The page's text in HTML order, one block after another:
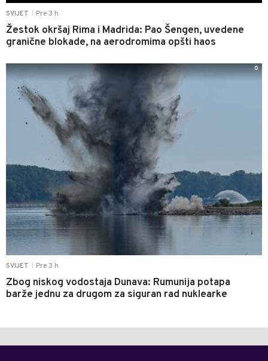
SVIJET Pre 3 h
Žestok okršaj Rima i Madrida: Pao Šengen, uvedene
granične blokade, na aerodromima opšti haos
SVIJET Pre 3 h
Zbog niskog vodostaja Dunava: Rumunija potapa
barže jednu za drugom za siguran rad nuklearke
0